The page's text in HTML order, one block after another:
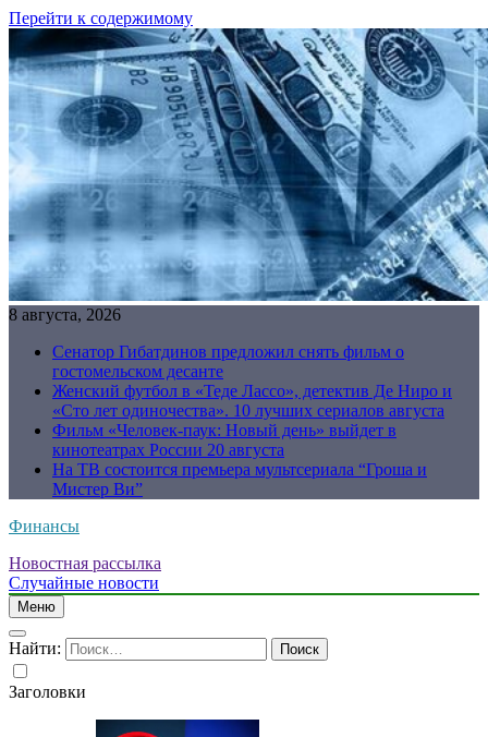
Перейти к содержимому
8 августа, 2026
Сенатор Гибатдинов предложил снять фильм о
гостомельском десанте
Женский футбол в «Теде Лассо», детектив Де Ниро и
«Сто лет одиночества». 10 лучших сериалов августа
Фильм «Человек-паук: Новый день» выйдет в
кинотеатрах России 20 августа
На ТВ состоится премьера мультсериала “Гроша и
Мистер Ви”
Финансы
Новостная рассылка
Случайные новости
Меню
Найти:
Заголовки